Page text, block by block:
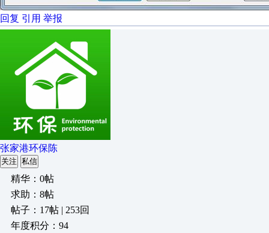
回复 引用 举报
张家港环保陈
关注 私信
精华：0帖
求助：8帖
帖子：17帖 | 253回
年度积分：94